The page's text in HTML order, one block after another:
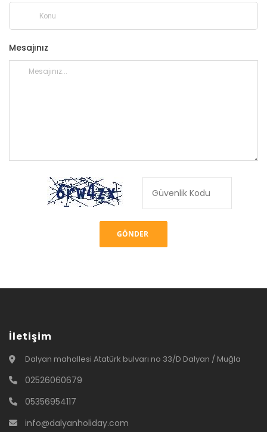
Mesajınız
İletişim
Dalyan mahallesi Atatürk bulvarı no 33/D Dalyan / Muğla
02526060679
05356954117
info@dalyanholiday.com